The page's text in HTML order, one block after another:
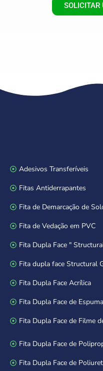
SOLICITAR
Adesivos Transferíveis
Fitas Antiderrapantes
Fita de Demarcação de
Fita de Vedação em PVC
Fita Dupla Face "
Fita dupla face Structural
Fita Dupla Face Acrílica
Fita Dupla Face de Espuma
Fita Dupla Face de Filme
Fita Dupla Face de
Fita Dupla Face de